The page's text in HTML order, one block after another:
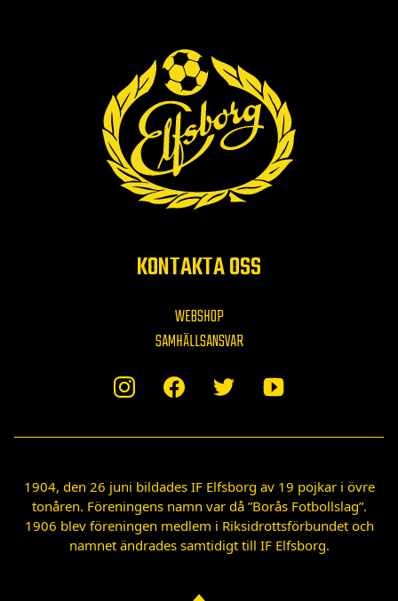
KONTAKTA OSS
WEBSHOP
SAMHÄLLSANSVAR
1904, den 26 juni bildades IF Elfsborg av 19 pojkar i övre
tonåren. Föreningens namn var då ”Borås Fotbollslag”.
1906 blev föreningen medlem i Riksidrottsförbundet och
namnet ändrades samtidigt till IF Elfsborg.